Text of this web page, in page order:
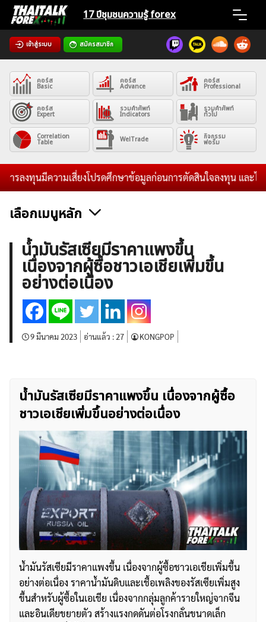
Skip
content
17 ปีชุมชนความรู้ forex
เข้าสู่ระบบ สมัครสมาชิก
Home
News
Articles
VPS Register
ค้นหา
สำหรับ:
คอร์ส
Basic
คอร์ส
Advance
คอร์ส
Professional
คอร์ส
Expert
รวมคำศัพท์
Indicators
รวมคำศัพท์
ทั่วไป
Correlation
Table WelTrade กิจกรรม
ฟอรั่ม
ลงทุนมีความเสี่ยงโปรดศึกษาข้อมูลก่อนการตัดสินใจลงทุน และไม่รั
เลือกเมนูหลัก
ข่าวฟอเร็กซ์และสกุลเงิน คริปโตเคอร์เรนซี
ฟรีซิกแนล รายวัน
บทวิเคราะห์
เศรษฐกิจทั่วไป ดัชนี-หุ้น
พันธบัตร
สินค้าโภคภัณฑ์
โบรกเกอร์ FX
กองทุน Forex
ฟรี EA
น้ำมันรัสเซียมีราคาแพงขึ้น
เนื่องจากผู้ซื้อชาวเอเชียเพิ่มขึ้น
อย่างต่อเนื่อง
9 มีนาคม 2023 อ่านแล้ว :27 KONGPOP
น้ำมันรัสเซียมีราคาแพงขึ้น เนื่องจากผู้ซื้อ
ชาวเอเชียเพิ่มขึ้นอย่างต่อเนื่อง
น้ำมันรัสเซียมีราคาแพงขึ้น เนื่องจากผู้ซื้อชาวเอเชียเพิ่มขึ้น
อย่างต่อเนื่อง ราคาน้ำมันดิบและเชื้อเพลิงของรัสเซียเพิ่มสูง
ขึ้นสำหรับผู้ซื้อในเอเชีย เนื่องจากกลุ่มลูกค้ารายใหญ่จากจีน
และอินเดียขยายตัว สร้างแรงกดดันต่อโรงกลั่นขนาดเล็ก